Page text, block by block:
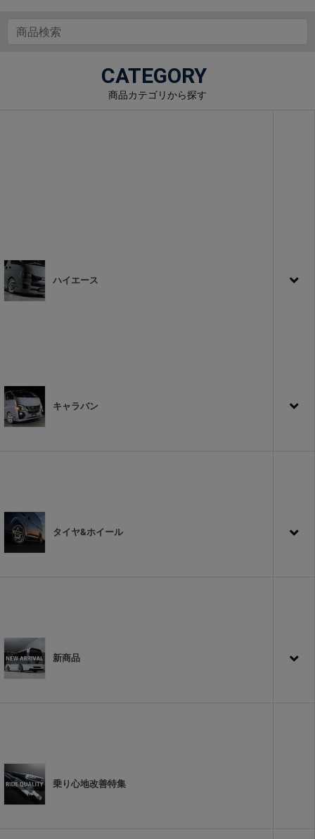
CATEGORY
商品カテゴリから探す
ハイエース
キャラバン
タイヤ&ホイール
新商品
乗り心地改善特集